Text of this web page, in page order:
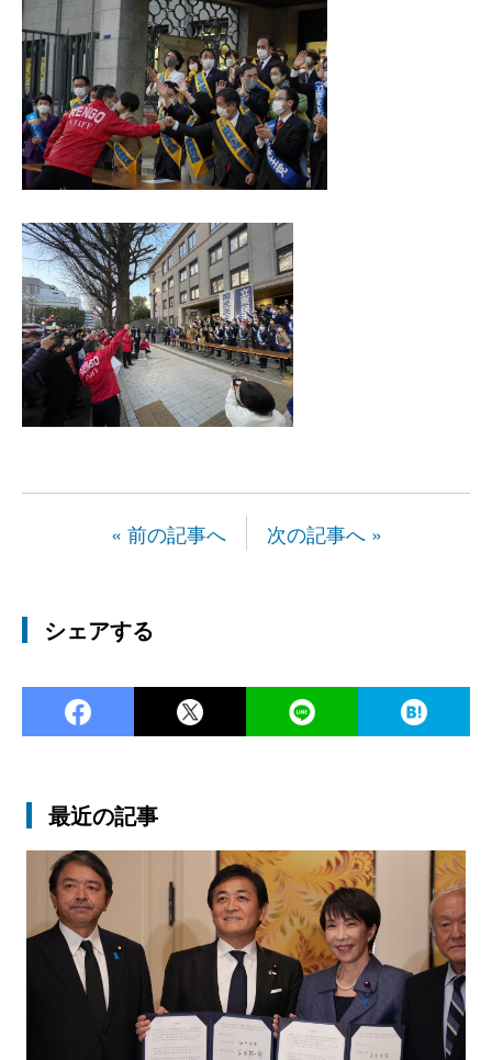
« 前の記事へ 次の記事へ »
シェアする
Facebook Twitter
最近の記事